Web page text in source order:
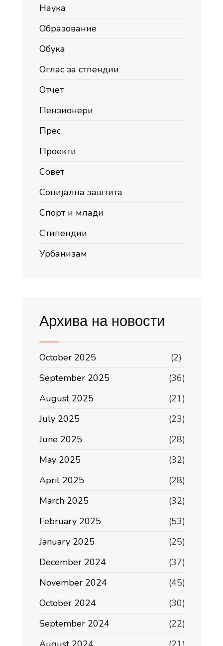
Наука
Образование
Обука
Оглас за стпендии
Отчет
Пензионери
Прес
Проекти
Совет
Социјална заштита
Спорт и млади
Стипендии
Урбанизам
Архива на новости
October 2025
(2)
September 2025
(36)
August 2025
(21)
July 2025
(23)
June 2025
(28)
May 2025
(32)
April 2025
(28)
March 2025
(32)
February 2025
(53)
January 2025
(25)
December 2024
(37)
November 2024
(45)
October 2024
(30)
September 2024
(22)